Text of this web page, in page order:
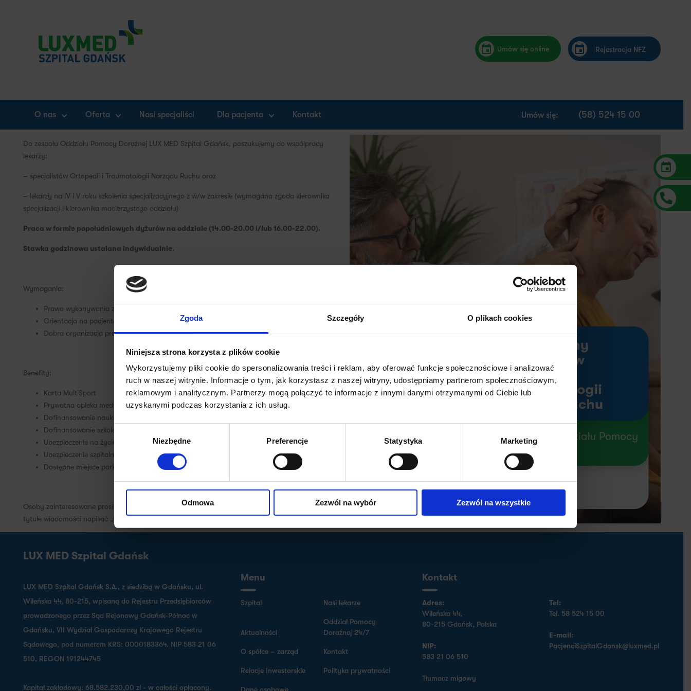
Zgoda Szczegóły O plikach cookies
Niniejsza strona korzysta z plików cookie
Wykorzystujemy pliki cookie do spersonalizowania treści i reklam, aby oferować funkcje społecznościowe i analizować
ruch w naszej witrynie. Informacje o tym, jak korzystasz z naszej witryny, udostępniamy partnerom społecznościowym,
reklamowym i analitycznym. Partnerzy mogą połączyć te informacje z innymi danymi otrzymanymi od Ciebie lub
uzyskanymi podczas korzystania z ich usług.
Wybór
zgody
Niezbędne Preferencje Statystyka Marketing
Odmowa Zezwól na wybór Zezwól na wszystkie
Umów się online Rejestracja NFZ
O nas Oferta Nasi specjaliści Dla pacjenta Kontakt Umów się: (58) 524 15 00
Do zespołu Oddziału Pomocy Doraźnej LUX MED Szpital Gdańsk, poszukujemy do współpracy
lekarzy:
– specjalistów Ortopedii i Traumatologii Narządu Ruchu oraz
– lekarzy na IV i V roku szkolenia specjalizacyjnego z w/w zakresie (wymagana zgoda kierownika
specjalizacji i kierownika macierzystego oddziału)
Praca w formie popołudniowych dyżurów na oddziale (14.00-20.00 i/lub 16.00-22.00).
Stawka godzinowa ustalana indywidualnie.
Wymagania:
Prawo wykonywania zawodu
Orientacja na pacjenta, empatia
Dobra organizacja pracy własnej
Benefity:
Karta MultiSport
Prywatna opieka medyczna
Dofinansowanie nauki języków
Dofinansowanie szkoleń i kursów
Ubezpieczenie na życie
Ubezpieczenie szpitalne
Dostępne miejsce parkingowe na terenie szpitala
Osoby zainteresowane prosimy o przesłanie CV na adres:praca.szpital.gdansk@luxmed.pl
a w
tytule wiadomości napisać „Rekrutacja – Ortopeda OPD”
LUX MED Szpital Gdańsk
LUX MED Szpital Gdańsk S.A., z siedzibą w Gdańsku, ul.
Wileńska 44, 80-215, wpisaną do Rejestru Przedsiębiorców
prowadzonego przez Sąd Rejonowy Gdańsk-Północ w
Gdańsku, VII Wydział Gospodarczy Krajowego Rejestru
Sądowego, pod numerem KRS: 0000183364. NIP 583 21 06
510, REGON 191244745
Kapitał zakładowy: 68.582.230,00 zł - w całości opłacony.
Menu
Szpital Nasi lekarze
Aktualności
Oddział Pomocy
Doraźnej 24/7
O spółce – zarząd Kontakt
Relacje Inwestorskie Polityka prywatności
Kontakt
Adres:
Wileńska 44,
80-215 Gdańsk, Polska
NIP:
583 21 06 510
Tłumacz migowy
Tel:
Tel. 58 524 15 00
E-mail:
PacjenciSzpitalGdansk@luxmed.pl
✕